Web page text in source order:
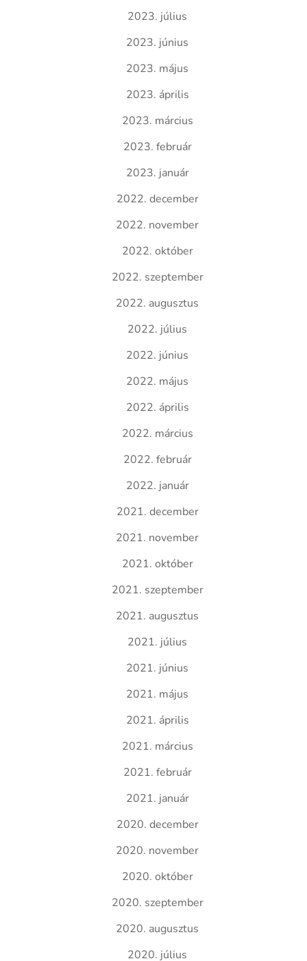
2023. július
2023. június
2023. május
2023. április
2023. március
2023. február
2023. január
2022. december
2022. november
2022. október
2022. szeptember
2022. augusztus
2022. július
2022. június
2022. május
2022. április
2022. március
2022. február
2022. január
2021. december
2021. november
2021. október
2021. szeptember
2021. augusztus
2021. július
2021. június
2021. május
2021. április
2021. március
2021. február
2021. január
2020. december
2020. november
2020. október
2020. szeptember
2020. augusztus
2020. július